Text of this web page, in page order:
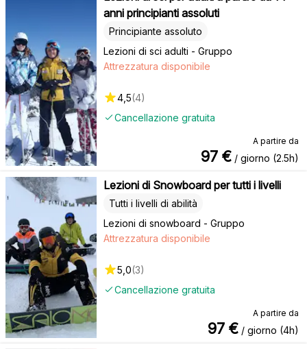
anni principianti assoluti
Lezioni di sci adulti - Gruppo
Principiante assoluto
Cancellazione gratuita
Attrezzatura disponibile
4,5(4)
A partire da
97 € / giorno (2.5h)
Lezioni di Snowboard per tutti i livelli
Lezioni di snowboard - Gruppo
Tutti i livelli di abilità
Cancellazione gratuita
Attrezzatura disponibile
5,0(3)
A partire da
97 € / giorno (4h)